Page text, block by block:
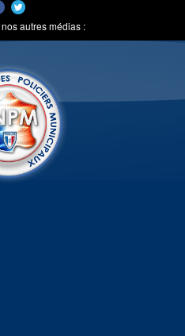
autres médias :